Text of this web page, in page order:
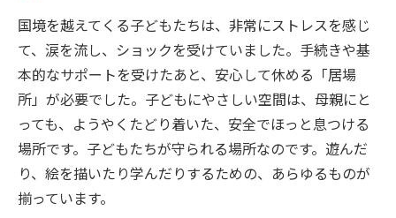
国境を越えてくる子どもたちは、非常にストレスを感じ
て、涙を流し、ショックを受けていました。手続きや基
本的なサポートを受けたあと、安心して休める「居場
所」が必要でした。子どもにやさしい空間は、母親にと
っても、ようやくたどり着いた、安全でほっと息つける
場所です。子どもたちが守られる場所なのです。遊んだ
り、絵を描いたり学んだりするための、あらゆるものが
揃っています。